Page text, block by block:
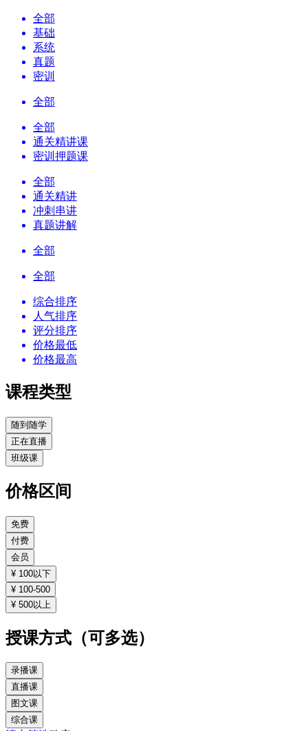
全部
基础
系统
真题
密训
全部
全部
通关精讲课
密训押题课
全部
通关精讲
冲刺串讲
真题讲解
全部
全部
综合排序
人气排序
评分排序
价格最低
价格最高
课程类型
随到随学
正在直播
班级课
价格区间
免费
付费
会员
¥ 100以下
¥ 100-500
¥ 500以上
授课方式（可多选）
录播课
直播课
图文课
综合课